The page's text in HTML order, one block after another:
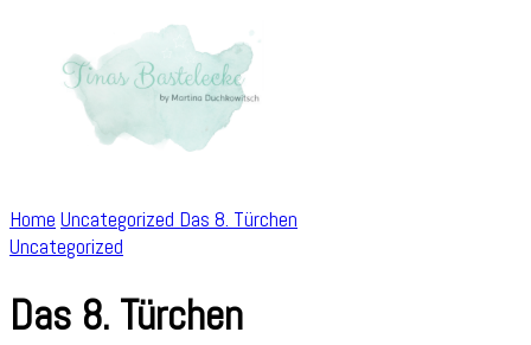
Home Uncategorized Das 8. Türchen
Uncategorized
Das 8. Türchen